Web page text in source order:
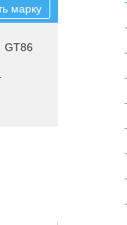
марку
GT86